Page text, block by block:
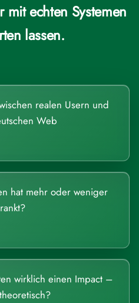
echten Systemen
lassen.
realen Usern und
Web
hat mehr oder weniger
wirklich einen Impact –